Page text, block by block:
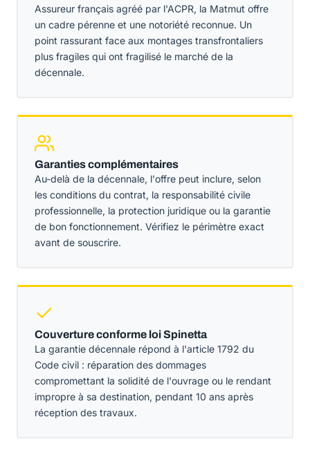
Assureur français agréé par l'ACPR, la Matmut offre
un cadre pérenne et une notoriété reconnue. Un
point rassurant face aux montages transfrontaliers
plus fragiles qui ont fragilisé le marché de la
décennale.
Garanties complémentaires
Au-delà de la décennale, l'offre peut inclure, selon
les conditions du contrat, la responsabilité civile
professionnelle, la protection juridique ou la garantie
de bon fonctionnement. Vérifiez le périmètre exact
avant de souscrire.
Couverture conforme loi Spinetta
La garantie décennale répond à l'article 1792 du
Code civil : réparation des dommages
compromettant la solidité de l'ouvrage ou le rendant
impropre à sa destination, pendant 10 ans après
réception des travaux.